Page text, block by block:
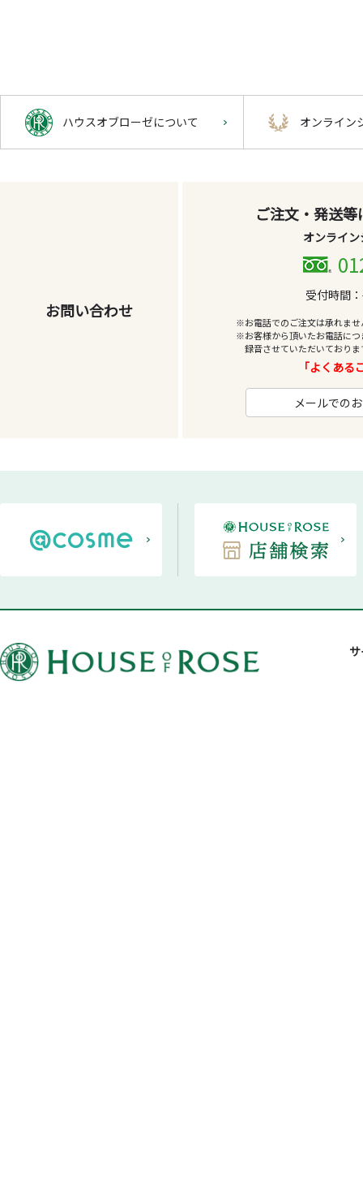
ハウスオブローゼについて オンライン
お問い合わせ
ご注文・発送
オンライ
受付時間
※お電話でのご注文は承れま
※お客様から頂いたお電話に
録音させていただいておりま
「よくあ
メールでの